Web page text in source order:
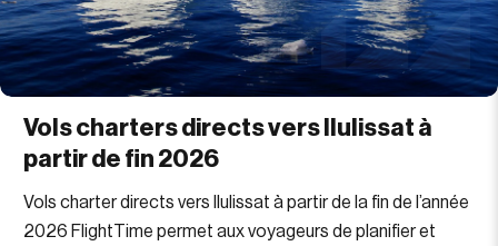
Vols charters directs vers Ilulissat à
partir de fin 2026
Vols charter directs vers Ilulissat à partir de la fin de l’année
2026 FlightTime permet aux voyageurs de planifier et